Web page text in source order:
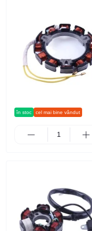
în stoc cel mai bine vândut